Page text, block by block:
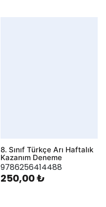
8. Sınıf Türkçe Arı Haftalık
Kazanım Deneme
9786256414488
250,00 ₺